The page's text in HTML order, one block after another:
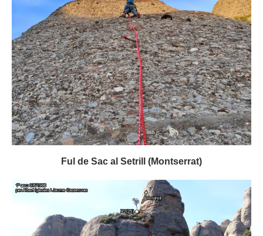
Ful de Sac al Setrill (Montserrat)